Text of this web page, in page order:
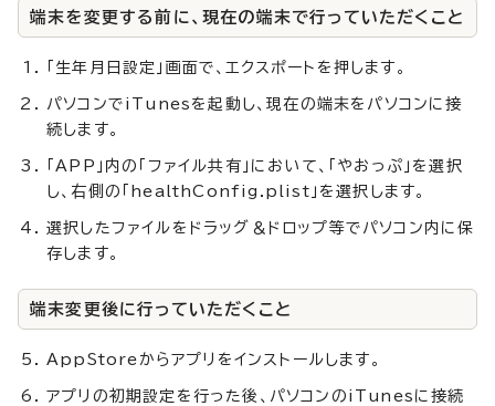
端末を変更する前に、現在の端末で行っていただくこと
「生年月日設定」画面で、エクスポートを押します。
パソコンでiTunesを起動し、現在の端末をパソコンに接
続します。
「APP」内の「ファイル共有」において、「やおっぷ」を選択
し、右側の「healthConfig.plist」を選択します。
選択したファイルをドラッグ＆ドロップ等でパソコン内に保
存します。
端末変更後に行っていただくこと
AppStoreからアプリをインストールします。
アプリの初期設定を行った後、パソコンのiTunesに接続